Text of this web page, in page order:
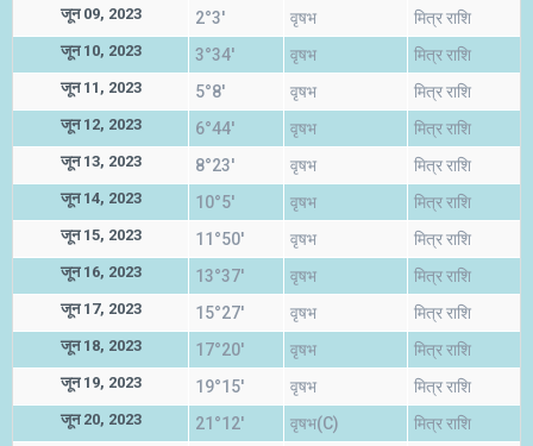
जून 09, 2023 2°3' वृषभ मित्र राशि
जून 10, 2023 3°34' वृषभ मित्र राशि
जून 11, 2023 5°8' वृषभ मित्र राशि
जून 12, 2023 6°44' वृषभ मित्र राशि
जून 13, 2023 8°23' वृषभ मित्र राशि
जून 14, 2023 10°5' वृषभ मित्र राशि
जून 15, 2023 11°50' वृषभ मित्र राशि
जून 16, 2023 13°37' वृषभ मित्र राशि
जून 17, 2023 15°27' वृषभ मित्र राशि
जून 18, 2023 17°20' वृषभ मित्र राशि
जून 19, 2023 19°15' वृषभ मित्र राशि
जून 20, 2023 21°12' वृषभ(C) मित्र राशि